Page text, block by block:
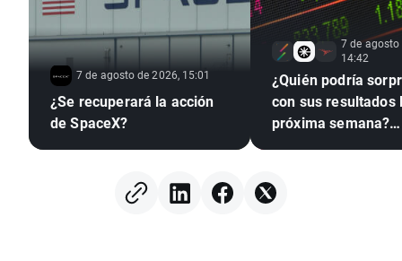
7 de agosto de 2026, 15:01
¿Se recuperará la acción
de SpaceX?
7 de agosto
14:42
¿Quién podría
con sus resultados
próxima semana?